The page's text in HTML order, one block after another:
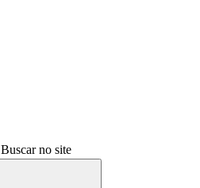
Buscar no site